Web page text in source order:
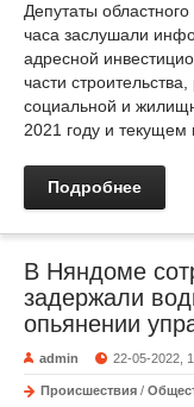
Депутаты
часа заслушали
адресной
части
социальной и
2021 году и текущем
Подробнее
В Няндоме
задержали
опьянении
admin 22-05-2022,
Происшествия /